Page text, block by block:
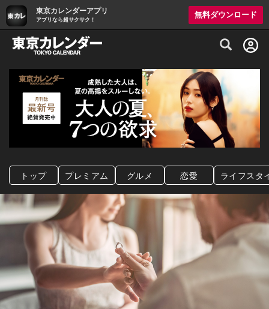
東京カレンダーアプリ
アプリなら超サクサク！
無料ダウンロード
グルメ情報・プレミアムレストラン予約
トップ プレミアム グルメ 恋愛 ライフスタ